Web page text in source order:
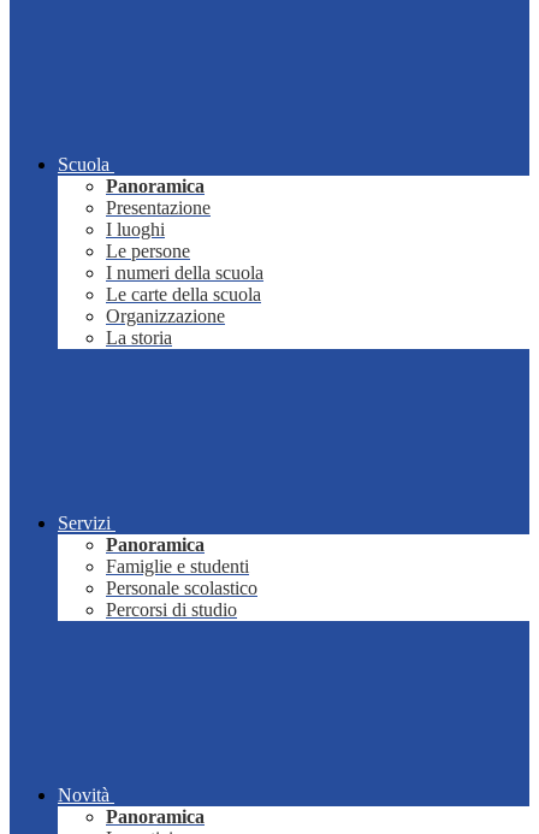
Scuola
Panoramica
Presentazione
I luoghi
Le persone
I numeri della scuola
Le carte della scuola
Organizzazione
La storia
Servizi
Panoramica
Famiglie e studenti
Personale scolastico
Percorsi di studio
Novità
Panoramica